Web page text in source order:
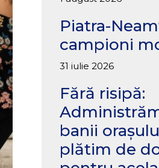
Piatra-
campioni
31 iulie 2026
Fără risipă:
banii
plătim de